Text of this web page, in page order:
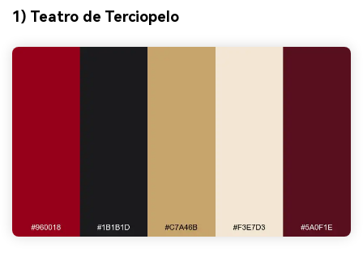
1) Teatro de Terciopelo